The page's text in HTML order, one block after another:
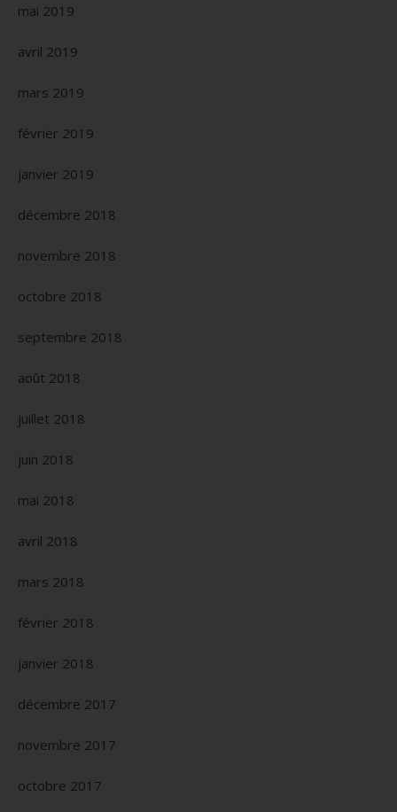
mai 2019
avril 2019
mars 2019
février 2019
janvier 2019
décembre 2018
novembre 2018
octobre 2018
septembre 2018
août 2018
juillet 2018
juin 2018
mai 2018
avril 2018
mars 2018
février 2018
janvier 2018
décembre 2017
novembre 2017
octobre 2017